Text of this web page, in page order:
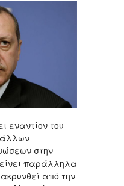
εναντίον του
άλλων
στην
παράλληλα
από την